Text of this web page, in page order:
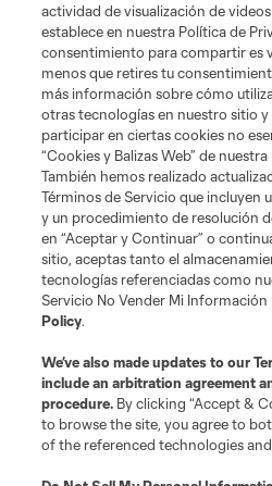
Acerca de MLS
Social
Tienda
Club Sites
actividad de visualización de
establece en nuestra Política de
consentimiento para compartir es
menos que retires tu
más información sobre cómo
otras tecnologías en nuestro sitio
participar en ciertas cookies no
“Cookies y Balizas Web” de
También hemos realizado
Términos de Servicio que incluyen
y un procedimiento de resolución
en “Aceptar y Continuar” o
sitio, aceptas tanto el
tecnologías referenciadas como
Servicio No Vender Mi
Policy.
We’ve also made updates to our
include an arbitration agreement
procedure. By clicking “Accept &
to browse the site, you agree to
of the referenced technologies